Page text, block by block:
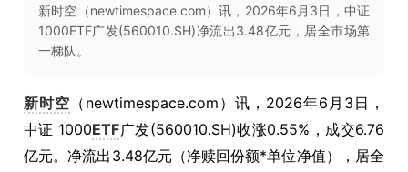
新时空（newtimespace.com）讯，2026年6月3日，中证
1000ETF广发(560010.SH)净流出3.48亿元，居全市场第
一梯队。
新时空 （ newtimespace.com ）讯， 2026年6月3日，
中证 1000ETF广发(560010.SH)收涨0.55%，成交6.76
亿元。净流出3.48亿元（净赎回份额*单位净值），居全